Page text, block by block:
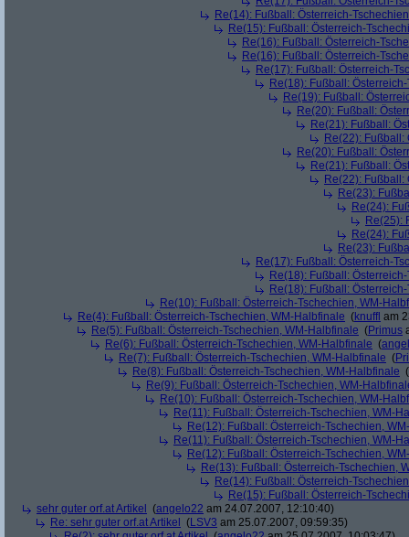
Re(14): Fußball: Österreich-
Re(15): Fußball: Österreich-
Re(16): Fußball: Österreich-
Re(16): Fußball: Österreich-
Re(17): Fußball: Österreich-
Re(18): Fußball:
Re(19): Fußball:
Re(20): Fußball:
Re(21): Fußball:
Re(22): Fußball:
Re(20): Fußball:
Re(21): Fußball:
Re(22): Fußball:
Re(23):
Re(24):
Re(25):
Re(24):
Re(23):
Re(17): Fußball: Österreich-
Re(18): Fußball:
Re(18): Fußball:
Re(10): Fußball: Österreich-Tschechien, WM-
Re(4): Fußball: Österreich-Tschechien, WM-Halbfinale (knuffl am
Re(5): Fußball: Österreich-Tschechien, WM-Halbfinale (Primus
Re(6): Fußball: Österreich-Tschechien, WM-Halbfinale (
Re(7): Fußball: Österreich-Tschechien, WM-Halbfinale (
Re(8): Fußball: Österreich-Tschechien, WM-Halbfinale (
Re(9): Fußball: Österreich-Tschechien, WM-
Re(10): Fußball: Österreich-Tschechien, WM-
Re(11): Fußball: Österreich-Tschechien, WM-
Re(12): Fußball: Österreich-Tschechien,
Re(11): Fußball: Österreich-Tschechien, WM-
Re(12): Fußball: Österreich-Tschechien,
Re(13): Fußball: Österreich-Tschechien,
Re(14): Fußball: Österreich-
Re(15): Fußball: Österreich-
sehr guter orf.at Artikel
(angelo22 am 24.07.2007, 12:10:40)
Re: sehr guter orf.at Artikel
(LSV3 am 25.07.2007, 09:59:35)